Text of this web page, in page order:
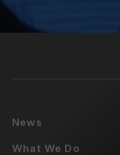
News
What We Do